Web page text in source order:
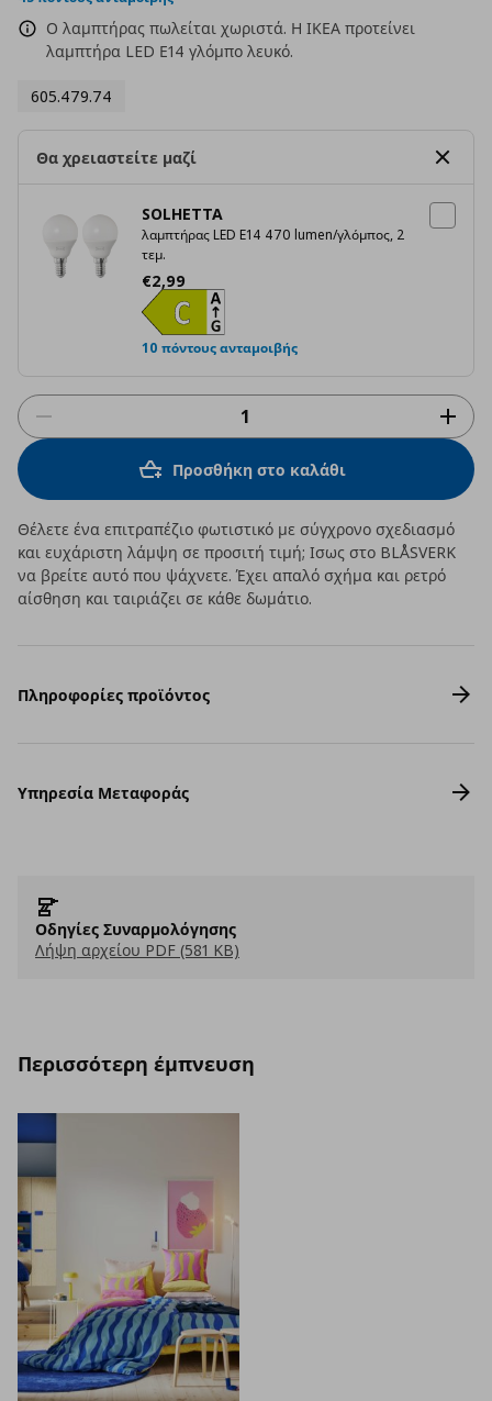
Ο λαμπτήρας πωλείται χωριστά. Η ΙΚΕΑ προτείνει
λαμπτήρα LED Ε14 γλόμπο λευκό.
605.479.74
Θα χρειαστείτε μαζί
SOLHETTA
λαμπτήρας LED E14 470 lumen/γλόμπος, 2
τεμ.
€2,99
Τρέχουσα τιμή
10 πόντους ανταμοιβής
Προσθήκη στο καλάθι
Θέλετε ένα επιτραπέζιο φωτιστικό με σύγχρονο σχεδιασμό
και ευχάριστη λάμψη σε προσιτή τιμή; Ισως στο BLÅSVERK
να βρείτε αυτό που ψάχνετε. Έχει απαλό σχήμα και ρετρό
αίσθηση και ταιριάζει σε κάθε δωμάτιο.
Πληροφορίες προϊόντος
Υπηρεσία Μεταφοράς
Οδηγίες Συναρμολόγησης
Λήψη αρχείου PDF (581 KB)
Περισσότερη έμπνευση